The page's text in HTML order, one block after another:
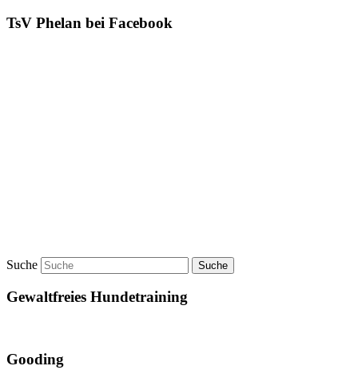
TsV Phelan bei Facebook
Suche
Gewaltfreies Hundetraining
Gooding